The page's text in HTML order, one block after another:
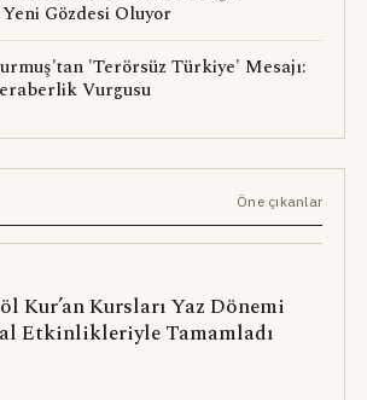
Gözdesi Oluyor
'Terörsüz Türkiye' Mesajı:
Vurgusu
Öne çıkanlar
Kur’an Kursları Yaz Dönemi
Etkinlikleriyle Tamamladı